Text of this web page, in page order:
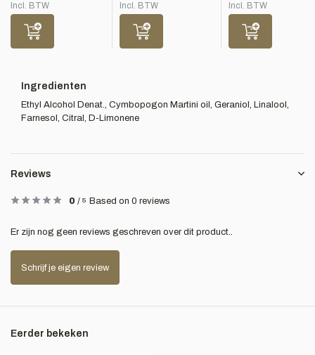
Incl. BTW
Incl. BTW
Incl. BTW
Ingredienten
Ethyl Alcohol Denat., Cymbopogon Martini oil, Geraniol, Linalool,
Farnesol, Citral, D-Limonene
Reviews
0 / 5 Based on 0 reviews
Er zijn nog geen reviews geschreven over dit product..
Schrijf je eigen review
Eerder bekeken